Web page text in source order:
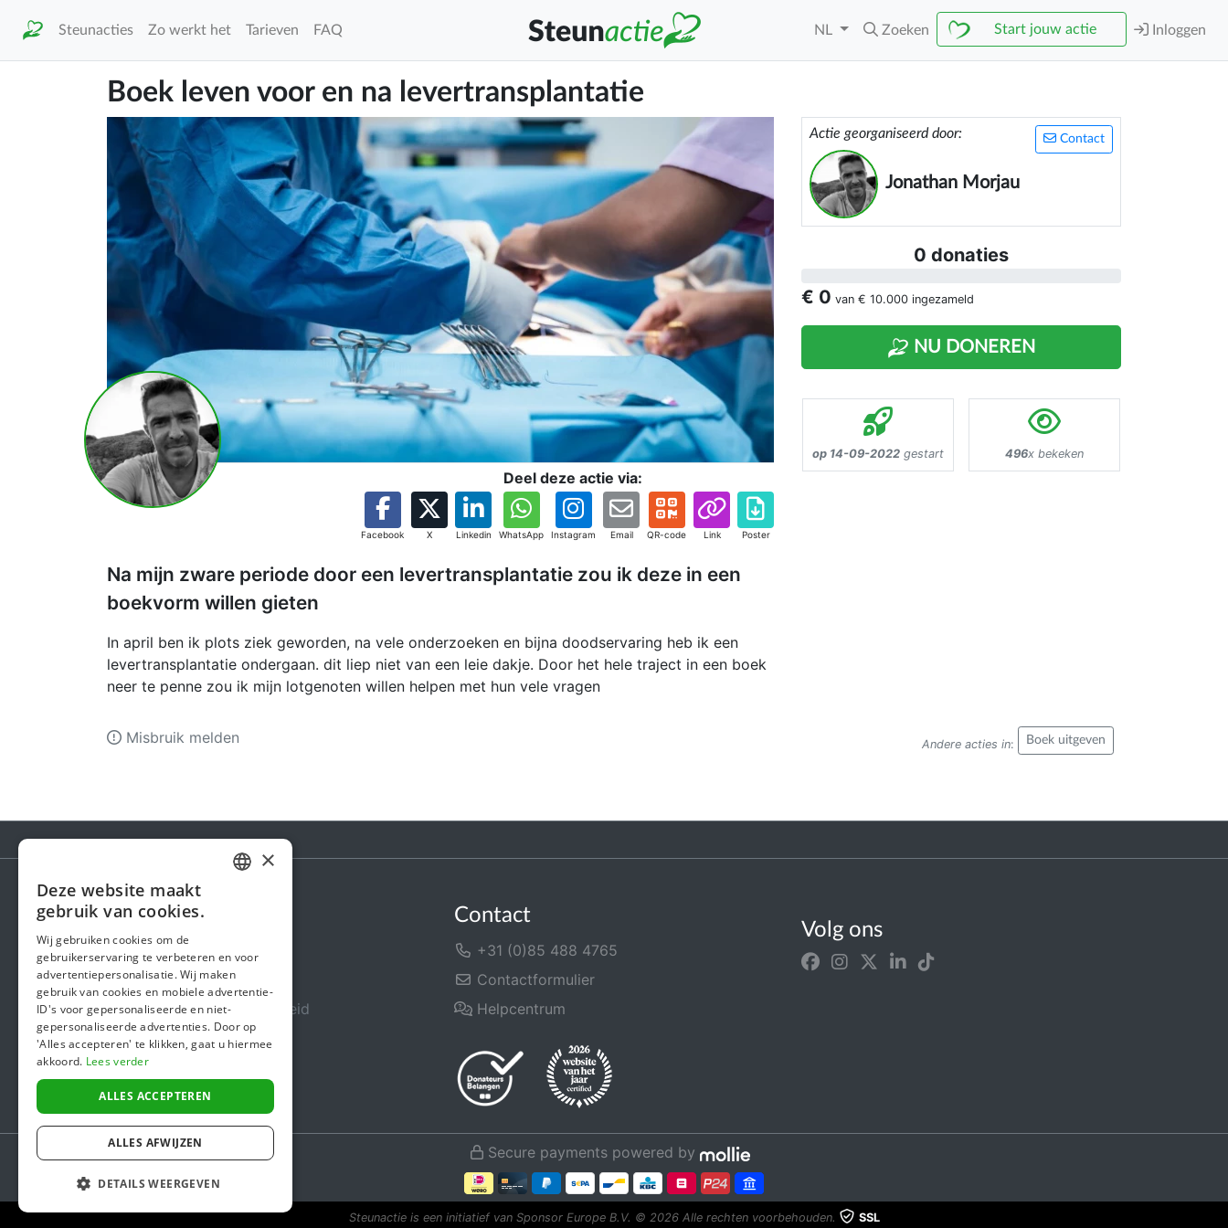
Steunacties Zo werkt het Tarieven FAQ NL Zoeken Start jouw actie Inloggen
Boek leven voor en na levertransplantatie
Deel deze actie via:
Facebook X Linkedin WhatsApp Instagram Email QR-code Link Poster
Na mijn zware periode door een levertransplantatie zou ik deze in een
boekvorm willen gieten
In april ben ik plots ziek geworden, na vele onderzoeken en bijna doodservaring heb ik een
levertransplantatie ondergaan. dit liep niet van een leie dakje. Door het hele traject in een boek
neer te penne zou ik mijn lotgenoten willen helpen met hun vele vragen
Contact
Actie georganiseerd door:
Jonathan Morjau
0 donaties
€ 0 van € 10.000 ingezameld
NU DONEREN
op 14-09-2022 gestart 496x bekeken
Andere acties in: Boek uitgeven
Misbruik melden
Steunactie
Over ons
In de media
Veiligheid & Betrouwbaarheid
Algemene voorwaarden
Privacybeleid
Cookiebeleid
Contact
+31 (0)85 488 4765
Contactformulier
Helpcentrum
Volg ons
Secure payments powered by
Steunactie is een initiatief van Sponsor Europe B.V. © 2026 Alle rechten voorbehouden. SSL
ENGLISH
×
Deze website maakt
gebruik van cookies.
Wij gebruiken cookies om de
gebruikerservaring te verbeteren en voor
advertentiepersonalisatie. Wij maken
gebruik van cookies en mobiele advertentie-
ID's voor gepersonaliseerde en niet-
gepersonaliseerde advertenties. Door op
'Alles accepteren' te klikken, gaat u hiermee
akkoord. Lees verder
ALLES ACCEPTEREN
ALLES AFWIJZEN
DETAILS WEERGEVEN